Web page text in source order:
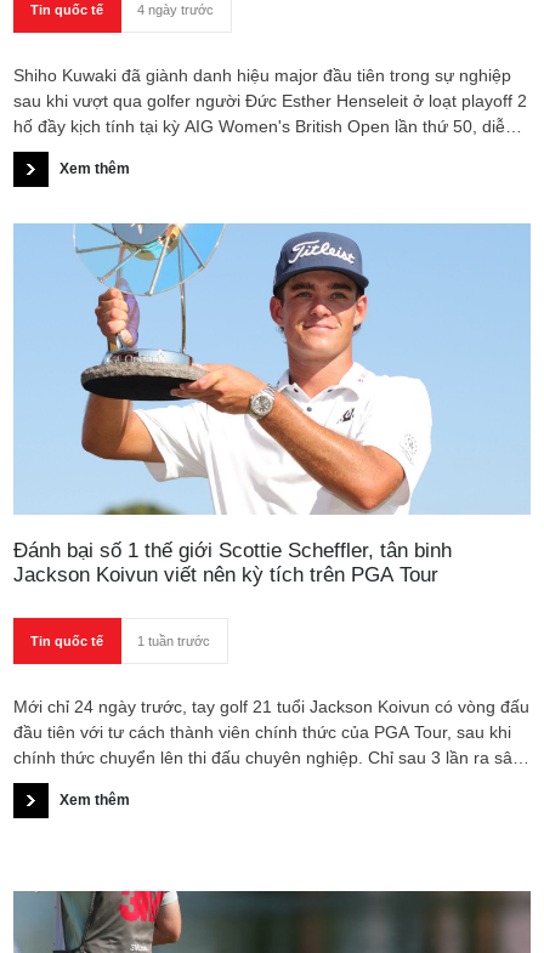
Tin quốc tế 4 ngày trước
Shiho Kuwaki đã giành danh hiệu major đầu tiên trong sự nghiệp
sau khi vượt qua golfer người Đức Esther Henseleit ở loạt playoff 2
hố đầy kịch tính tại kỳ AIG Women's British Open lần thứ 50, diễn
ra trên sân Royal Lytham & St. Annes.
Xem thêm
Đánh bại số 1 thế giới Scottie Scheffler, tân binh
Jackson Koivun viết nên kỳ tích trên PGA Tour
Tin quốc tế 1 tuần trước
Mới chỉ 24 ngày trước, tay golf 21 tuổi Jackson Koivun có vòng đấu
đầu tiên với tư cách thành viên chính thức của PGA Tour, sau khi
chính thức chuyển lên thi đấu chuyên nghiệp. Chỉ sau 3 lần ra sân,
anh đã làm được điều mà không nhiều tân binh dám mơ tới: đánh
bại tay golf số 1 thế giới Scottie Scheffler để giành chức vô địch
Xem thêm